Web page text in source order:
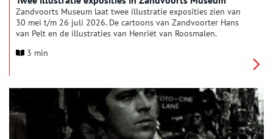
Zandvoorts Museum laat twee illustratie exposities zien van
30 mei t/m 26 juli 2026. De cartoons van Zandvoorter Hans
van Pelt en de illustraties van Henriët van Roosmalen.
3 min